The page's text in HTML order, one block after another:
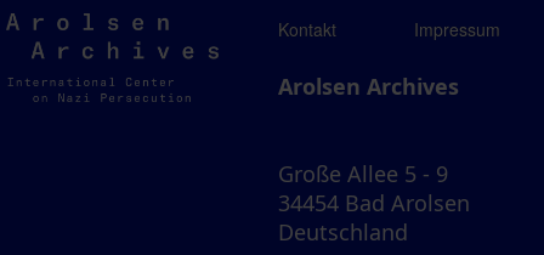
Arolsen
Archives
Kontakt Impressum
Arolsen Archives
Große Allee 5 - 9
34454 Bad Arolsen
Deutschland